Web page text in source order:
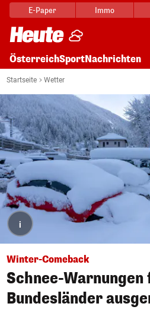
E-Paper Immo
ÖsterreichSportNachrichten
Startseite Wetter
i
Winter-Comeback
Schnee-
Bundesländer